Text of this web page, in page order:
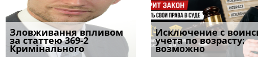
Якщо суд встановив для
відшкодування шкоди
наявніс
Документи, на яких не
проставляється
апостиль: пер
Зловживання впливом
за статтею 369-2
Кримінального
Переоформлення
відстрочки за іншою
підставою: нов
Особливості захисту у
кримінальному
провадженні: я
Исключение с
учета по возрасту:
возможно
Восьмий ААС
підтвердив, що
може скас